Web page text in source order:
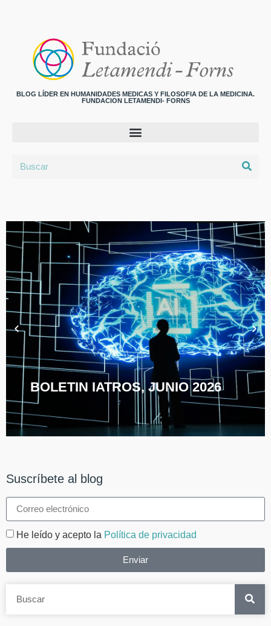
BLOG LÍDER EN HUMANIDADES MEDICAS Y FILOSOFIA DE LA MEDICINA.
FUNDACION LETAMENDI- FORNS
BOLETIN IATROS, JUNIO 2026
Suscríbete al blog
He leído y acepto la Política de privacidad
Enviar